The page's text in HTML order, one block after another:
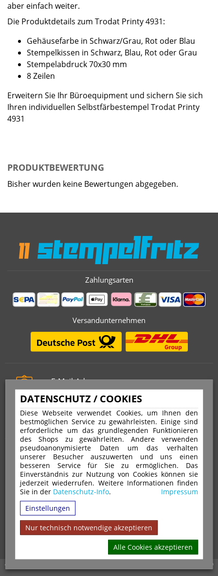
DATENSCHUTZ / COOKIES
Diese Webseite verwendet Cookies, um Ihnen den
bestmöglichen Service zu gewährleisten. Einige sind
erforderliche um das grundlegenden Funktionieren
des Shops zu gewährleiten. Andere verwenden
pseudoanonymisierte Daten um das verhalten
unserer Besucher auszuwerten und uns einen
besseren Service für Sie zu ermöglichen. Das
Einverständnis zur Nutzung von Cookies können sie
jederzeit wiederrufen. Weitere Informationen finden
Sie in der Datenschutz-Info.
Impressum
Einstellungen
Nur technisch notwendige akzeptieren
Alle Cookies akzeptieren
aber einfach weiter.
Die Produktdetails zum Trodat Printy 4931:
Gehäusefarbe in Schwarz/Grau, Rot oder Blau
Stempelkissen in Schwarz, Blau, Rot oder Grau
Stempelabdruck 70x30 mm
8 Zeilen
Erweitern Sie Ihr Büroequipment und sichern Sie sich
Ihren individuellen Selbstfärbestempel Trodat Printy
4931
PRODUKTBEWERTUNG
Bisher wurden keine Bewertungen abgegeben.
Zahlungsarten
Versandunternehmen
E-Mail-Adresse
info@stempelfritz.de
Telefon
0221 677 812 08
Über uns
VERTRAG WIDERRUFEN
IMPRESSUM
DATENSCHUTZ
WIDERRUFSRECHT
AGB
VERSAND & ZAHLUNGSARTEN
WARENKORB
MAGAZIN
Alle Preise inkl. 19% MwSt. zzgl. Versandkosten | Copyright © 2026 Stempel Toenges GmbH - Alle Rechte vorbehalten